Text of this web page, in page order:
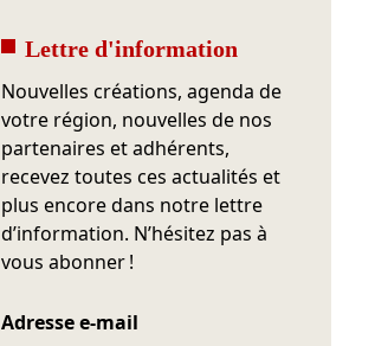
Lettre d'information
Nouvelles créations, agenda de
votre région, nouvelles de nos
partenaires et adhérents,
recevez toutes ces actualités et
plus encore dans notre lettre
d’information. N’hésitez pas à
vous abonner !
Adresse e-mail